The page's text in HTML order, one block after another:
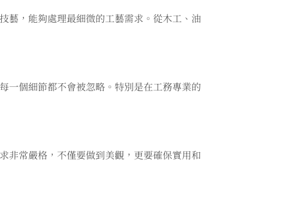
藝，能夠處理最細微的工藝需求。從木工、油
一個細節都不會被忽略。特別是在工務專業的
非常嚴格，不僅要做到美觀，更要確保實用和